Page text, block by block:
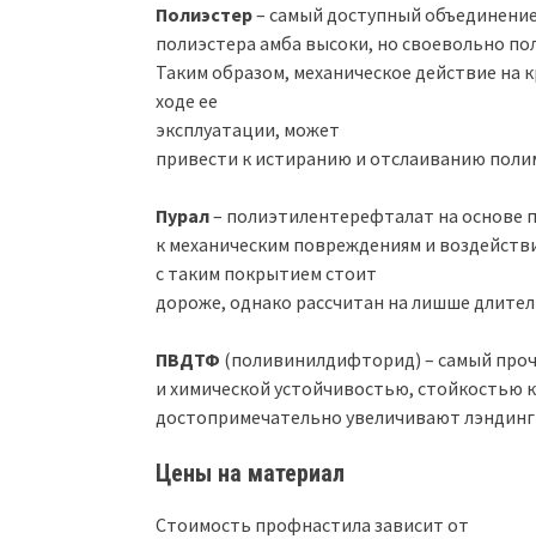
Полиэстер– самый доступный
полиэстера амба высоки, но своевольно
Таким образом, механическое действие на
ходе ее
эксплуатации, может
привести к истиранию и отслаиванию
Пурал– полиэтилентерефталат на
к механическим повреждениям и
с таким покрытием стоит
дороже, однако рассчитан на лишше
ПВДТФ (поливинилдифторид) – самый
и химической устойчивостью, стойкостью
достопримечательно увеличивают лэндинг
Цены на материал
Стоимость профнастила зависит от